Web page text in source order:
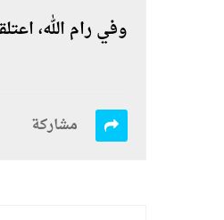
وفي رام الله،
مشاركة